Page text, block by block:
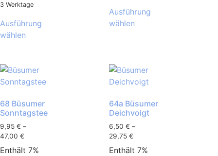
3 Werktage
Ausführung
wählen
Ausführung
wählen
68 Büsumer
Sonntagstee
9,95 € –
47,00 €
Enthält 7%
64a Büsumer
Deichvoigt
6,50 € –
29,75 €
Enthält 7%